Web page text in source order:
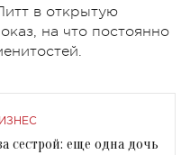
в открытую
на что постоянно
сестрой: еще одна дочь